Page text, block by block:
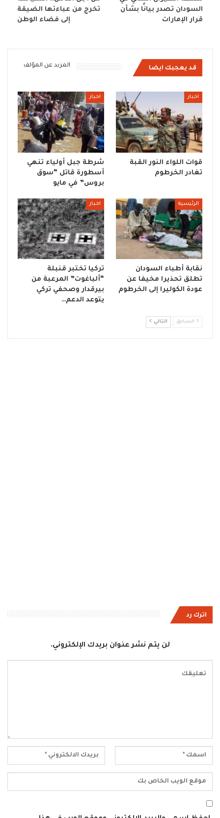
السودان تصدر بيانًا بشأن
قرار الإمارات
تخرج من عباءتها الضيقة
إلى فضاء الوطن
قد يعجبك ايضا المزيد عن المؤلف
اخبار
قوات اللواء النور القبة
تغادر الخرطوم
اخبار
شرطة جبل أولياء تنهي
أسطورة قاتل “سوق
بروس” في مايو
الرئيسية
نقابة أطباء السودان
تطلق تحذيرا مخيفا عن
عودة الكوليرا إلى الخرطوم
اخبار
تركيا تختبر قنبلة
“ألباغوت” المرعبة من
بيرقدار وصحفي تركي
يتوعد الدعم…
السابق التالي
اترك رد
لن يتم نشر عنوان بريدك الإلكتروني.